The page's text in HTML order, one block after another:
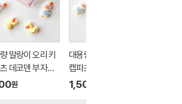
말랑이 오리 키
데코덴 부자재
DIY 만들기 재
원
대용량 말랑이 오리 키
캡파츠 데코덴 부자재
슬라임 DIY 만들기 재
1,500